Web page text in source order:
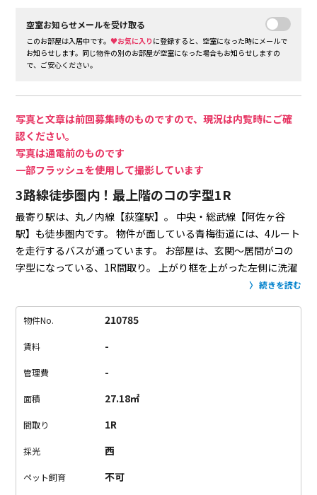
空室お知らせメールを受け取る
このお部屋は入居中です。♥お気に入り に登録すると、空室になった時にメールで
お知らせします。同じ物件の別のお部屋が空室になった場合もお知らせしますの
で、ご安心ください。
写真と文章は前回募集時のものですので、現況は内覧時にご確
認ください。
写真は通電前のものです
一部フラッシュを使用して撮影しています
3路線徒歩圏内！最上階のコの字型1R
最寄り駅は、丸ノ内線【荻窪駅】。
中央・総武線【阿佐ヶ谷
駅】も徒歩圏内です。
物件が面している青梅街道には、4ルート
を走行するバスが通っています。
お部屋は、玄関～居間がコの
字型になっている、1R間取り。
上がり框を上がった左側に洗濯
上部には、高さ調整可能な棚が2段設置されています。
シューズラックも、高さ調整可能。
ク裏側には、オープンラック。
で、お好みでカーテンを取り付けることも。
ぱり高さ調整可能な棚が2段。
のストックに便利です。
なのです◎
IH二口コンロ、ベーシックサイズのシンクに、しっ
かりと作業スペースがあります。
続きを読む
物件No. 210785
賃料 -
管理費 -
面積 27.18㎡
間取り 1R
採光 西
ペット飼育 不可